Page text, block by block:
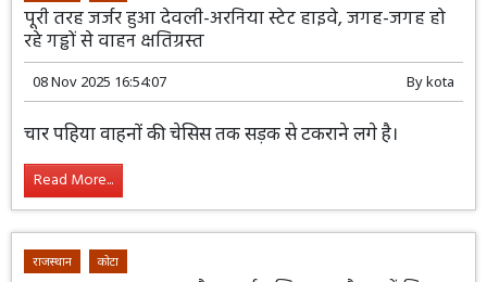
पूरी तरह जर्जर हुआ देवली-अरनिया स्टेट हाइवे, जगह-जगह हो
रहे गड्ढों से वाहन क्षतिग्रस्त
08 Nov 2025 16:54:07 Bykota
चार पहिया वाहनों की चेसिस तक सड़क से टकराने लगे है।
Read More...
राजस्थान कोटा